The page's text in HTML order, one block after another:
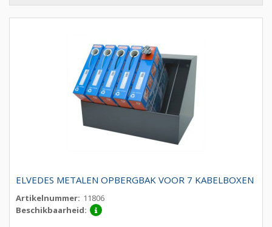
ELVEDES METALEN OPBERGBAK VOOR 7 KABELBOXEN
Artikelnummer: 11806
Beschikbaarheid: